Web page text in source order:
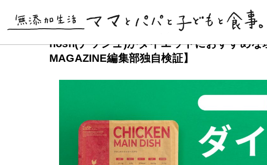
2021.12.01 (最終更新日:2021.12.07)
nosh(ナッシュ)がダイエットにおすすめな
MAGAZINE編集部独自検証】